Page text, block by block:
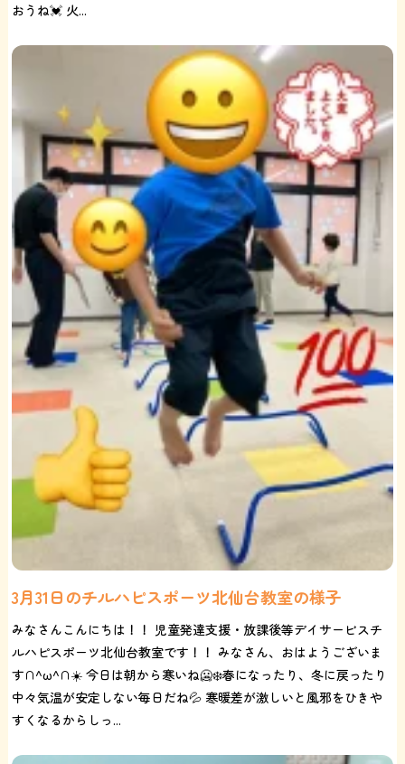
おうね💓 火...
3月31日のチルハピスポーツ北仙台教室の様子
みなさんこんにちは！！ 児童発達支援・放課後等デイサービスチ
ルハピスポーツ北仙台教室です！！ みなさん、おはようございま
す∩^ω^∩☀️ 今日は朝から寒いね🥶❄️春になったり、冬に戻ったり
中々気温が安定しない毎日だね💦 寒暖差が激しいと風邪をひきや
すくなるからしっ...